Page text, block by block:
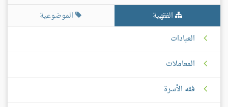
الفقهية
الموضوعية
العبادات
المعاملات
فقه الأسرة